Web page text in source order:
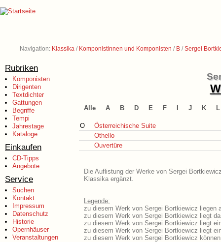
Navigation: Klassika / Komponistinnen und Komponisten / B /Sergei
Rubriken
Komponisten
Dirigenten
Textdichter
Gattungen
Begriffe
Tempi
Jahrestage
Kataloge
Einkaufen
CD-Tipps
Angebote
Service
Suchen
Kontakt
Impressum
Datenschutz
Historie
Opernhäuser
Veranstaltungen
Alle A B D E F J K L
O
Österreichische Suite
Othello
Ouvertüre
Die Auflistung der Werke von Sergei
Klassika ergänzt.
Legende:
zu diesem Werk von Sergei Bortkiewicz liegen
zu diesem Werk von Sergei Bortkiewicz liegt
zu diesem Werk von Sergei Bortkiewicz liegt
zu diesem Werk von Sergei Bortkiewicz liegt
zu diesem Werk von Sergei Bortkiewicz